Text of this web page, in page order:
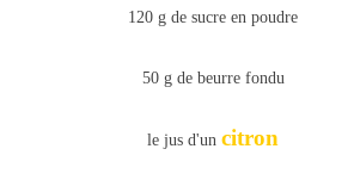
120 g de sucre en poudre
50 g de beurre fondu
le jus d'un citron